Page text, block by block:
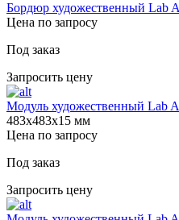
Бордюр художественный Lab
Цена по запросу
Под заказ
Запросить цену
Модуль художественный Lab
483х483х15 мм
Цена по запросу
Под заказ
Запросить цену